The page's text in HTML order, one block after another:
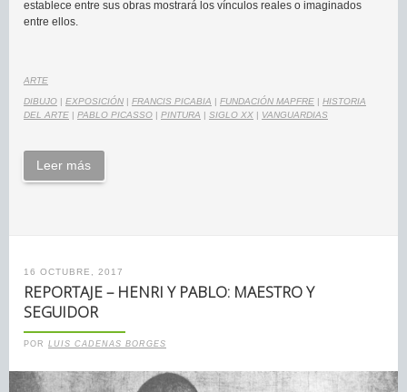
establece entre sus obras mostrará los vínculos reales o imaginados
entre ellos.
ARTE
DIBUJO | EXPOSICIÓN | FRANCIS PICABIA | FUNDACIÓN MAPFRE | HISTORIA
DEL ARTE | PABLO PICASSO | PINTURA | SIGLO XX | VANGUARDIAS
Leer más
16 OCTUBRE, 2017
REPORTAJE – HENRI Y PABLO: MAESTRO Y
SEGUIDOR
POR LUIS CADENAS BORGES